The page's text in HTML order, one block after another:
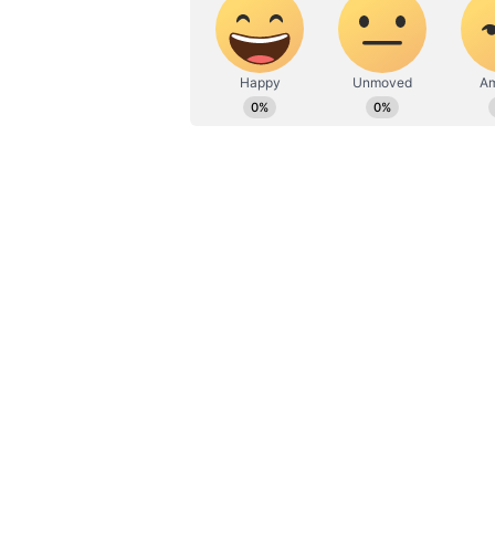
ಮನರಂಜನೆ ಸುದ್ದಿಗಳ ಬಗ್ಗೆ ತುಂಬಾ
ಹವ್ಯಾಸಗಳು.